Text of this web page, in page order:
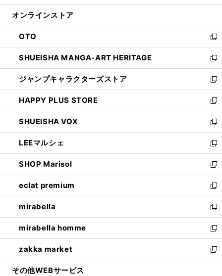
開
ン
ウ
で
開
く
ウ
ン
ド
ウ
で
開
く
オンラインストア
OTO
新
し
い
ウ
ィ
ン
ド
ウ
で
開
く
SHUEISHA MANGA-ART HERITAGE
新
し
い
ウ
ィ
ン
ド
ウ
で
開
く
ジャンプキャラクターズストア
新
し
い
ウ
ィ
ン
ド
ウ
で
開
く
HAPPY PLUS STORE
新
し
い
ウ
ィ
ン
ド
ウ
で
開
く
SHUEISHA VOX
新
し
い
ウ
ィ
ン
ド
ウ
で
開
く
LEEマルシェ
新
し
い
ウ
ィ
ン
ド
ウ
で
開
く
SHOP Marisol
新
し
い
ウ
ィ
ン
ド
ウ
で
開
eclat premium
新
し
い
ウ
ィ
ン
ド
ウ
mirabella
新
し
い
ウ
ィ
ン
mirabella homme
新
し
い
ウ
zakka market
新
し
その他WEBサービス